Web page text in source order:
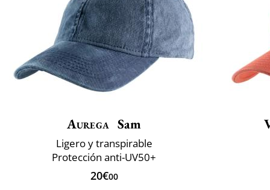
Aurega Sam
Ligero y transpirable
Protección anti-UV50+
20€00